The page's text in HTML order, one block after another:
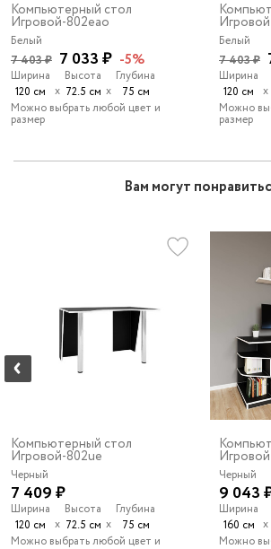
Компьютерный стол
Игровой-802eao
Белый
7 403 ₽ 7 033 ₽ -5%
Ширина
120 см
х
Высота
72.5 см х
Глубина
75 см
Можно выбрать любой цвет и
размер
Белый
7 403 ₽
Ширина
120 см
х
Можно
размер
Вам могут
Компьютерный стол
Игровой-802ue
Черный
7 409 ₽
Ширина
120 см
х
Высота
72.5 см х
Глубина
75 см
Можно выбрать любой цвет и
Черный
9 043
Ширина
160 см х
Можно